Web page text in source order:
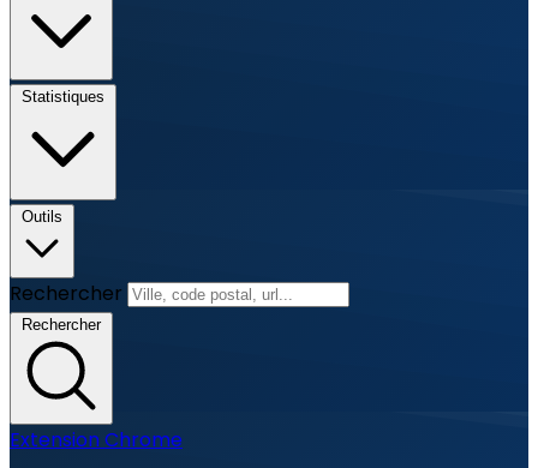
Statistiques
Outils
Rechercher
Rechercher
Extension Chrome